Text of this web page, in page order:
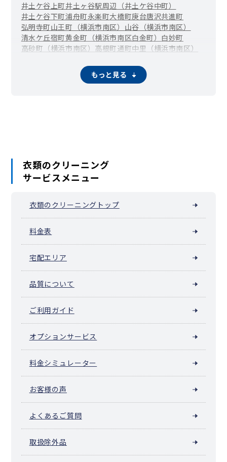
井土ケ谷上町井土ヶ谷駅周辺（井土ケ谷中町）
井土ケ谷下町浦舟町永楽町大橋町庚台唐沢共進町
弘明寺町山王町（横浜市南区） 山谷（横浜市南区）
清水ケ丘宿町黄金町（横浜市南区白金町） 白妙町
高砂町（横浜市南区） 高根町通町中里（横浜市南区）
永田北西中町 八幡町（横浜市南区）
東蒔田町伏見町二葉町
もっと見る
衣類のクリーニング
サービスメニュー
衣類のクリーニングトップ
料金表
宅配エリア
品質について
ご利用ガイド
オプションサービス
料金シミュレーター
お客様の声
よくあるご質問
取扱除外品